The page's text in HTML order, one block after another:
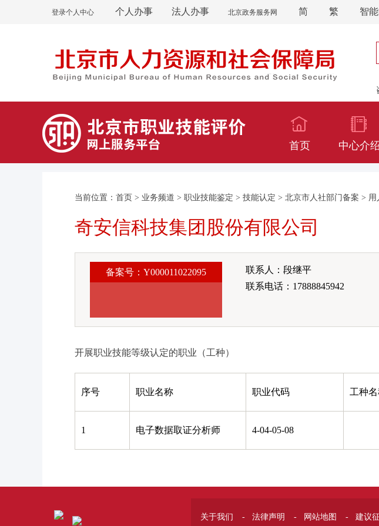
登录个人中心 个人办事 法人办事 北京政务服务网 简 繁 智
首页 中心介
当前位置： 首页 > 业务频道 > 职业技能鉴定 > 技能认定 > 北京市人社部门备案 > 用
奇安信科技集团股份有限公司
备案号：Y000011022095
联系人：段继平
联系电话：17888845942
开展职业技能等级认定的职业（工种）
序号 职业名称 职业代码 工种
1 电子数据取证分析师 4-04-05-08
关于我们 - 法律声明 - 网站地图 - 建议